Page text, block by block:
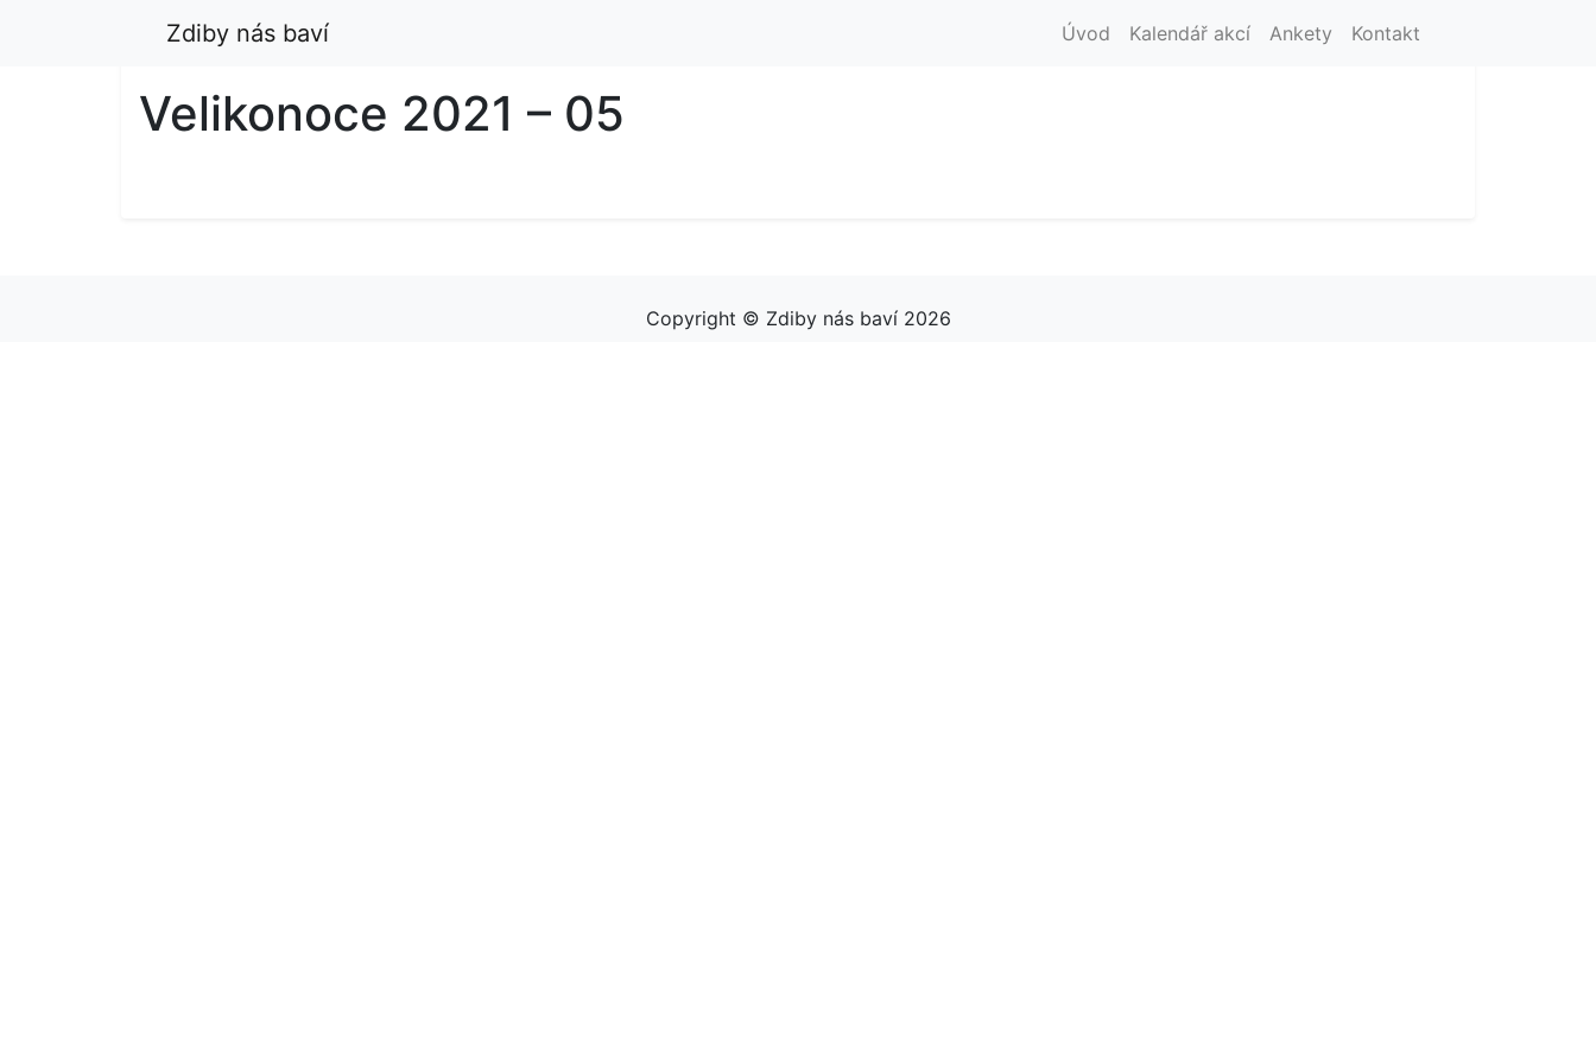
Zdiby nás baví Úvod Kalendář akcí Ankety Kontakt
Velikonoce 2021 – 05
Copyright © Zdiby nás baví 2026